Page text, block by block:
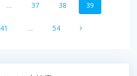
… 37 38 39
41 … 54